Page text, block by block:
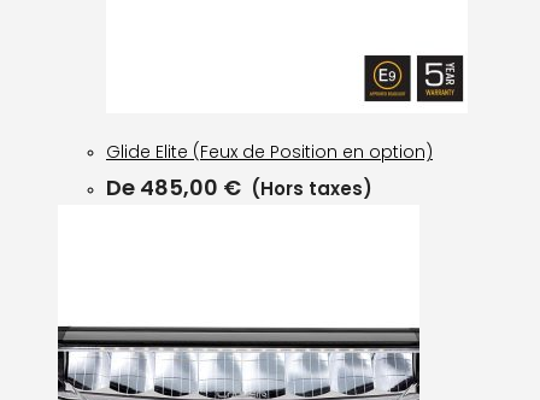
Glide Elite (Feux de Position en option)
De 485,00 € (Hors taxes)